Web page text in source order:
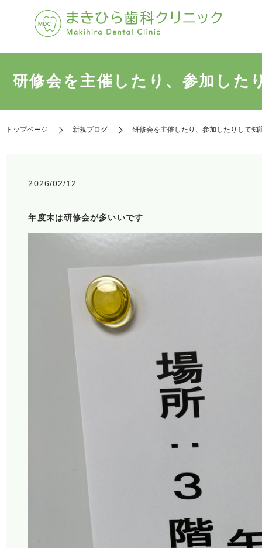
研修会を主催したり、参加した
トップページ 新規ブログ 研修会を主催したり、参加したりして知
2026/02/12
年度末は研修会が多いいです